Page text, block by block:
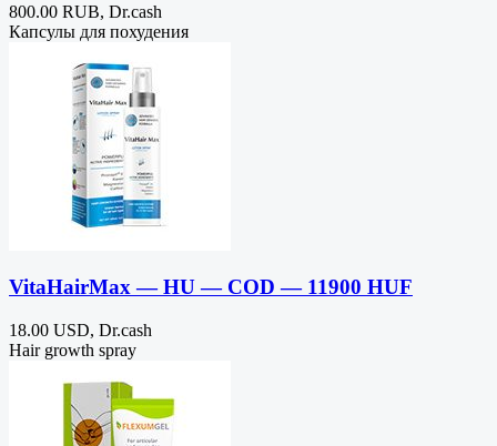
800.00 RUB, Dr.cash
Капсулы для похудения
VitaHairMax — HU — COD — 11900 HUF
18.00 USD, Dr.cash
Hair growth spray